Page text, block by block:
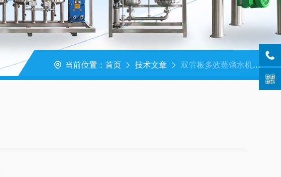
当前位置： 首页 技术文章 双管板多效蒸馏水机的使用注意事项有哪些？